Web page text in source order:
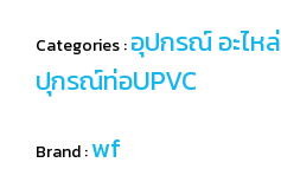
Categories :อุปกรณ์ อะไหล่
ปุกรณ์ท่อUPVC
Brand :wf